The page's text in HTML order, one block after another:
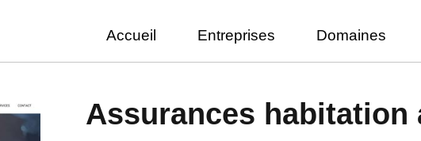
Accueil Entreprises Domaines
Assurances habitation